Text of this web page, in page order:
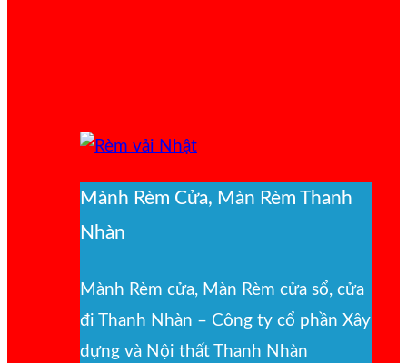
Mành Rèm Cửa, Màn Rèm Thanh
Nhàn
Mành Rèm cửa, Màn Rèm cửa sổ, cửa
đi Thanh Nhàn – Công ty cổ phần Xây
dựng và Nội thất Thanh Nhàn